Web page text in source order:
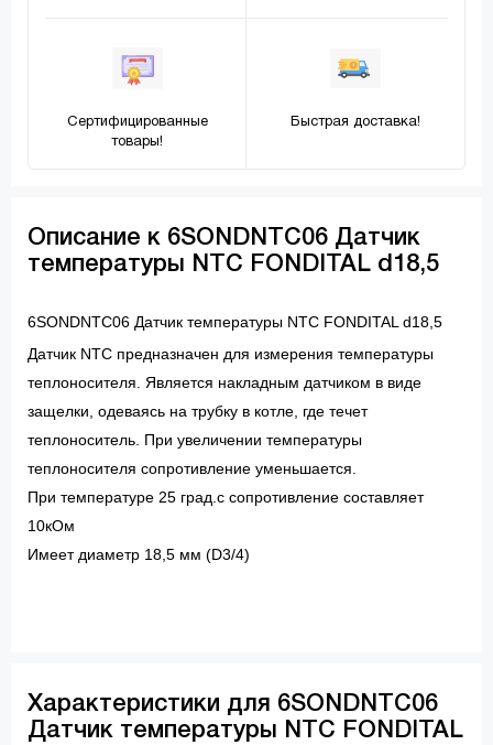
Сертифицированные
товары!
Быстрая доставка!
Описание к 6SONDNTC06 Датчик
температуры NTC FONDITAL d18,5
6SONDNTC06 Датчик температуры NTC FONDITAL d18,5
Датчик NTC предназначен для измерения температуры
теплоносителя. Является накладным датчиком в виде
защелки, одеваясь на трубку в котле, где течет
теплоноситель. При увеличении температуры
теплоносителя сопротивление уменьшается.
При температуре 25 град.с сопротивление составляет
10кОм
Имеет диаметр 18,5 мм (D3/4)
Характеристики для 6SONDNTC06
Датчик температуры NTC FONDITAL